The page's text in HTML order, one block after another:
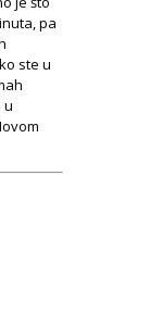
pa
ste u
u